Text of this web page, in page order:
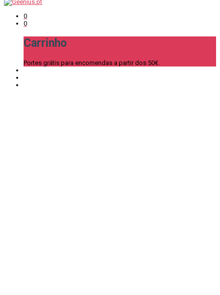
0
0
Carrinho
Portes grátis para encomendas a partir dos 50€.